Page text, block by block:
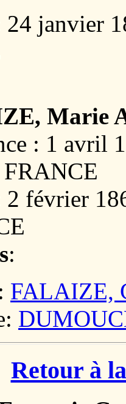
24 janvier
Marie
: 1 avril
2 février
:
FALAIZE,
Retour à